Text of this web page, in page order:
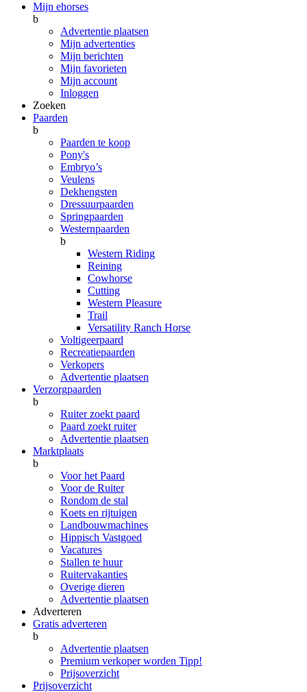
Mijn ehorses
b
Advertentie plaatsen
Mijn advertenties
Mijn berichten
Mijn favorieten
Mijn account
Inloggen
Zoeken
Paarden
b
Paarden te koop
Pony's
Embryo’s
Veulens
Dekhengsten
Dressuurpaarden
Springpaarden
Westernpaarden
b
Western Riding
Reining
Cowhorse
Cutting
Western Pleasure
Trail
Versatility Ranch Horse
Voltigeerpaard
Recreatiepaarden
Verkopers
Advertentie plaatsen
Verzorgpaarden
b
Ruiter zoekt paard
Paard zoekt ruiter
Advertentie plaatsen
Marktplaats
b
Voor het Paard
Voor de Ruiter
Rondom de stal
Koets en rijtuigen
Landbouwmachines
Hippisch Vastgoed
Vacatures
Stallen te huur
Ruitervakanties
Overige dieren
Advertentie plaatsen
Adverteren
Gratis adverteren
b
Advertentie plaatsen
Premium verkoper worden Tipp!
Prijsoverzicht
Prijsoverzicht